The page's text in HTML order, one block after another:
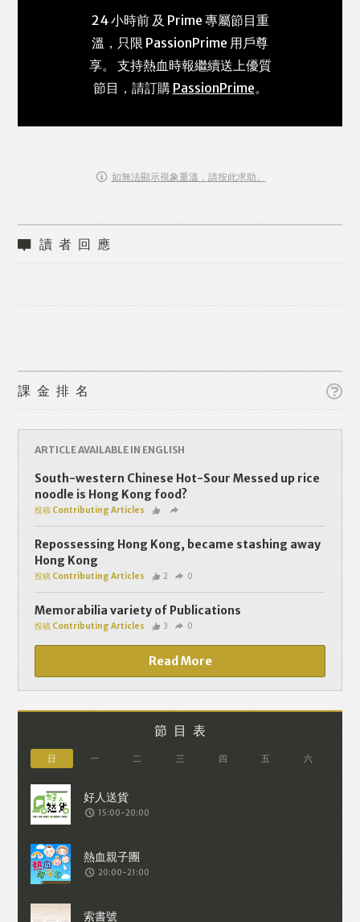
24 小時前 及 Prime 專屬節目重
溫，只限 PassionPrime 用戶尊
享。 支持熱血時報繼續送上優質
節目，請訂購 PassionPrime。
如無法顯示視象重溫，請按此求助。
讀者回應
課金排名
ARTICLE AVAILABLE IN ENGLISH
South-western Chinese Hot-Sour Messed up rice
noodle is Hong Kong food?
投稿 Contributing Articles
Repossessing Hong Kong, became stashing away
Hong Kong
投稿 Contributing Articles 2 0
Memorabilia variety of Publications
投稿 Contributing Articles 3 0
Read More
節目表
日 一 二 三 四 五 六
15:00-20:00
20:00-21:00